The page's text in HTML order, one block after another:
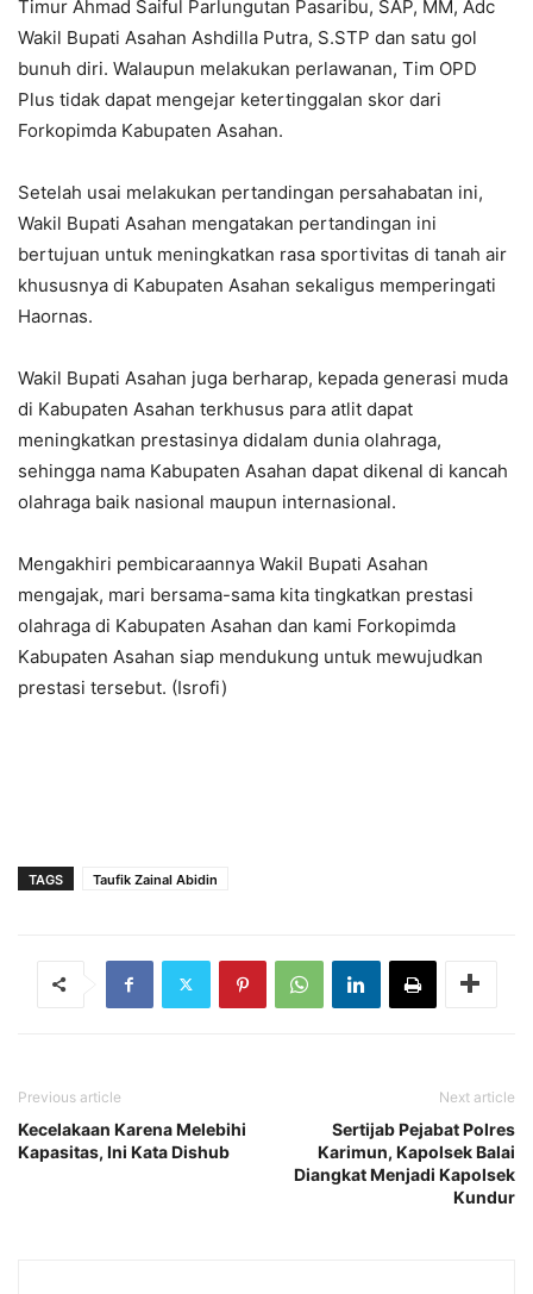
Timur Ahmad Saiful Parlungutan Pasaribu, SAP, MM, Adc
Wakil Bupati Asahan Ashdilla Putra, S.STP dan satu gol
bunuh diri. Walaupun melakukan perlawanan, Tim OPD
Plus tidak dapat mengejar ketertinggalan skor dari
Forkopimda Kabupaten Asahan.
Setelah usai melakukan pertandingan persahabatan ini,
Wakil Bupati Asahan mengatakan pertandingan ini
bertujuan untuk meningkatkan rasa sportivitas di tanah air
khususnya di Kabupaten Asahan sekaligus memperingati
Haornas.
Wakil Bupati Asahan juga berharap, kepada generasi muda
di Kabupaten Asahan terkhusus para atlit dapat
meningkatkan prestasinya didalam dunia olahraga,
sehingga nama Kabupaten Asahan dapat dikenal di kancah
olahraga baik nasional maupun internasional.
Mengakhiri pembicaraannya Wakil Bupati Asahan
mengajak, mari bersama-sama kita tingkatkan prestasi
olahraga di Kabupaten Asahan dan kami Forkopimda
Kabupaten Asahan siap mendukung untuk mewujudkan
prestasi tersebut. (Isrofi)
TAGS Taufik Zainal Abidin
Previous article
Kecelakaan Karena Melebihi
Kapasitas, Ini Kata Dishub
Next article
Sertijab Pejabat Polres
Karimun, Kapolsek Balai
Diangkat Menjadi Kapolsek
Kundur